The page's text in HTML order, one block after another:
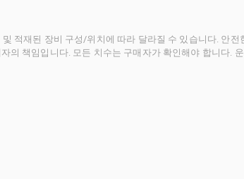
적재된 장비 구성/위치에 따라 달라질 수 있습니다. 안전
의 책임입니다. 모든 치수는 구매자가 확인해야 합니다. 운